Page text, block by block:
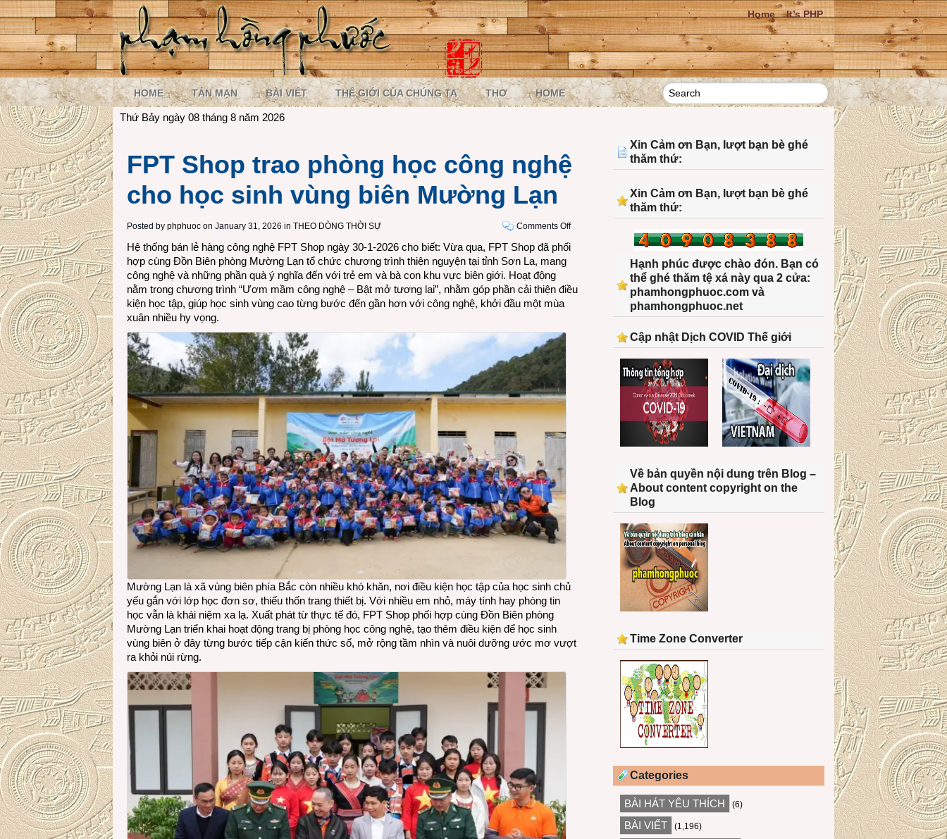
Home It’s PHP
HOME TẢN MẠN BÀI VIẾT THẾ GIỚI CỦA CHÚNG TA THƠ HOME
Thứ Bảy ngày 08 tháng 8 năm 2026
FPT Shop trao phòng học công nghệ
cho học sinh vùng biên Mường Lạn
Posted by phphuoc on January 31, 2026 in THEO DÒNG THỜI SỰ Comments Offon
Shop
học
Hệ thống bán lẻ hàng công nghệ FPT Shop ngày 30-1-2026 cho biết: Vừa qua, FPT Shop đã phối
hợp cùng Đồn Biên phòng Mường Lạn tổ chức chương trình thiện nguyện tại tỉnh Sơn La, mang
công nghệ và những phần quà ý nghĩa đến với trẻ em và bà con khu vực biên giới. Hoạt động
nằm trong chương trình “Ươm mầm công nghệ – Bật mở tương lai”, nhằm góp phần cải thiện điều
kiện học tập, giúp học sinh vùng cao từng bước đến gần hơn với công nghệ, khởi đầu một mùa
xuân nhiều hy vọng.
Mường Lạn là xã vùng biên phía Bắc còn nhiều khó khăn, nơi điều kiện học tập của học sinh chủ
yếu gắn với lớp học đơn sơ, thiếu thốn trang thiết bị. Với nhiều em nhỏ, máy tính hay phòng tin
học vẫn là khái niệm xa lạ. Xuất phát từ thực tế đó, FPT Shop phối hợp cùng Đồn Biên phòng
Mường Lạn triển khai hoạt động trang bị phòng học công nghệ, tạo thêm điều kiện để học sinh
vùng biên ở đây từng bước tiếp cận kiến thức số, mở rộng tầm nhìn và nuôi dưỡng ước mơ vượt
ra khỏi núi rừng.
Xin Cảm ơn Bạn, lượt bạn bè ghé
thăm thứ:
Xin Cảm ơn Bạn, lượt bạn bè ghé
thăm thứ:
Hạnh phúc được chào đón. Bạn có
thể ghé thăm tệ xá này qua 2 cửa:
phamhongphuoc.com và
phamhongphuoc.net
Cập nhật Dịch COVID Thế giới
Về bản quyền nội dung trên Blog –
About content copyright on the
Blog
Time Zone Converter
Categories
BÀI HÁT YÊU THÍCH (6)
BÀI VIẾT (1,196)